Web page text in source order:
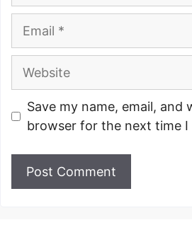
Email
Website
Save my name, email, and
browser for the next time I